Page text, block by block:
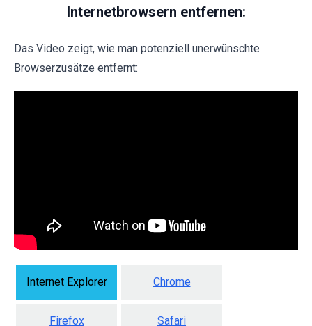
Internetbrowsern entfernen:
Das Video zeigt, wie man potenziell unerwünschte
Browserzusätze entfernt:
Internet Explorer Chrome
Firefox Safari